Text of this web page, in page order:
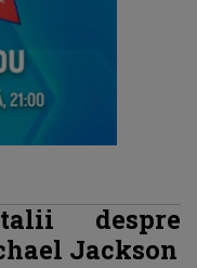
despre
Jackson